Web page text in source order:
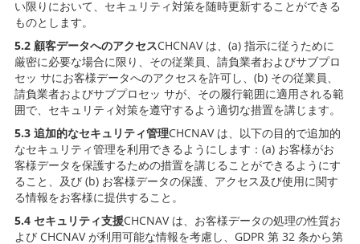
い限りにおいて、セキュリティ対策を随時更新することができる
ものとします。
5.2 顧客データへのアクセスCHCNAV は、(a) 指示に従うために
厳密に必要な場合に限り、その従業員、請負業者およびサブプロ
セッ サにお客様データへのアクセスを許可し、(b) その従業員、
請負業者およびサブプロセッ サが、その履行範囲に適用される範
囲で、セキュリティ対策を遵守するよう適切な措置を講じます。
5.3 追加的なセキュリティ管理CHCNAV は、以下の目的で追加的
なセキュリティ管理を利用できるようにします：(a) お客様がお
客様データを保護するための措置を講じることができるようにす
ること、及び (b) お客様データの保護、アクセス及び使用に関す
る情報をお客様に提供すること。
5.4 セキュリティ支援CHCNAV は、お客様データの処理の性質お
よび CHCNAV が利用可能な情報を考慮し、GDPR 第 32 条から第